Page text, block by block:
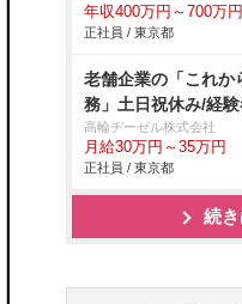
年収400万円～700万円
正社員 / 東京都
老舗企業の「これか
務」土日祝休み/経
高輪ヂーゼル株式会社
月給30万円～35万円
正社員 / 東京都
続